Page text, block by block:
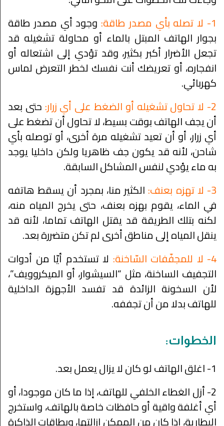
1- لا تصله بأي مصدر طاقة:
وجود أي مصدر طاقة
بجوار الهاتف المبتل بالماء أو محاولة تشغيله قد
تجعل الأضرار أكبر بكثير، وقد تؤدي إلى اشتعاله أو
انفجاره، أو تعريضك أنت نفسك لخطر التعرض لماس
كهربائي.
2- لا تحاول تشغيله أو الضغط على أي زرار:
حتى بعد
أن يجف الهاتف بوقت بسيط، لا تحاول أن تضغط على
أي زرار، أو أن تعيد تشغيله مرة أخرى، أو توصله بأي
شاحن، لأنه قد يكون جف ظاهريا ولكن داخليا يوجد
به ماء يؤدي لنفس المشاكل السابقة.
3- لا تهزه بعنف:
الكثير منا، بمجرد أن يسقط هاتفه
في الماء، يقوم بهزه بعنف، حتى يخرج المياه منه،
لكنه بتلك الطريقة قد يقتل الهاتف تماما، لأنه قد
ينقل المياه إلى مناطق أخرى لم تكن متضررة بعد.
4- لا للمجفّفات السّاخنة:
لا تستخدم أيّا من أدوات
التجفيف الساخنة، مثل “السيشوار، أو الميكروويف”،
لأن السخونة الزائدة قد تفسد الأجهزة الداخلية
للهاتف بدلا من أن تجففه.
الخطوات:
1- اغلق الهاتف لو كان لا يزال يعمل بعد.
2- أزل الغطاء الخلفي للهاتف، إذا ما كان موجودا، أو
أي أغلفة واقية أو حافظات خاصة بالهاتف، واستخرج
البطارية، إذا كان من الممكن إزالتها، وبطاقات الذاكرة